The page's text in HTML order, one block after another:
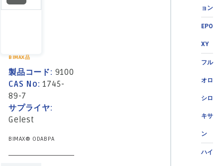
ョン
EPO
XY
フル
オロ
シロ
キサ
ン
ハイ
BIMAX品
製品コード: 9100
CAS No:1745-
89-7
サプライヤ:
Gelest
BIMAX® ODABPA